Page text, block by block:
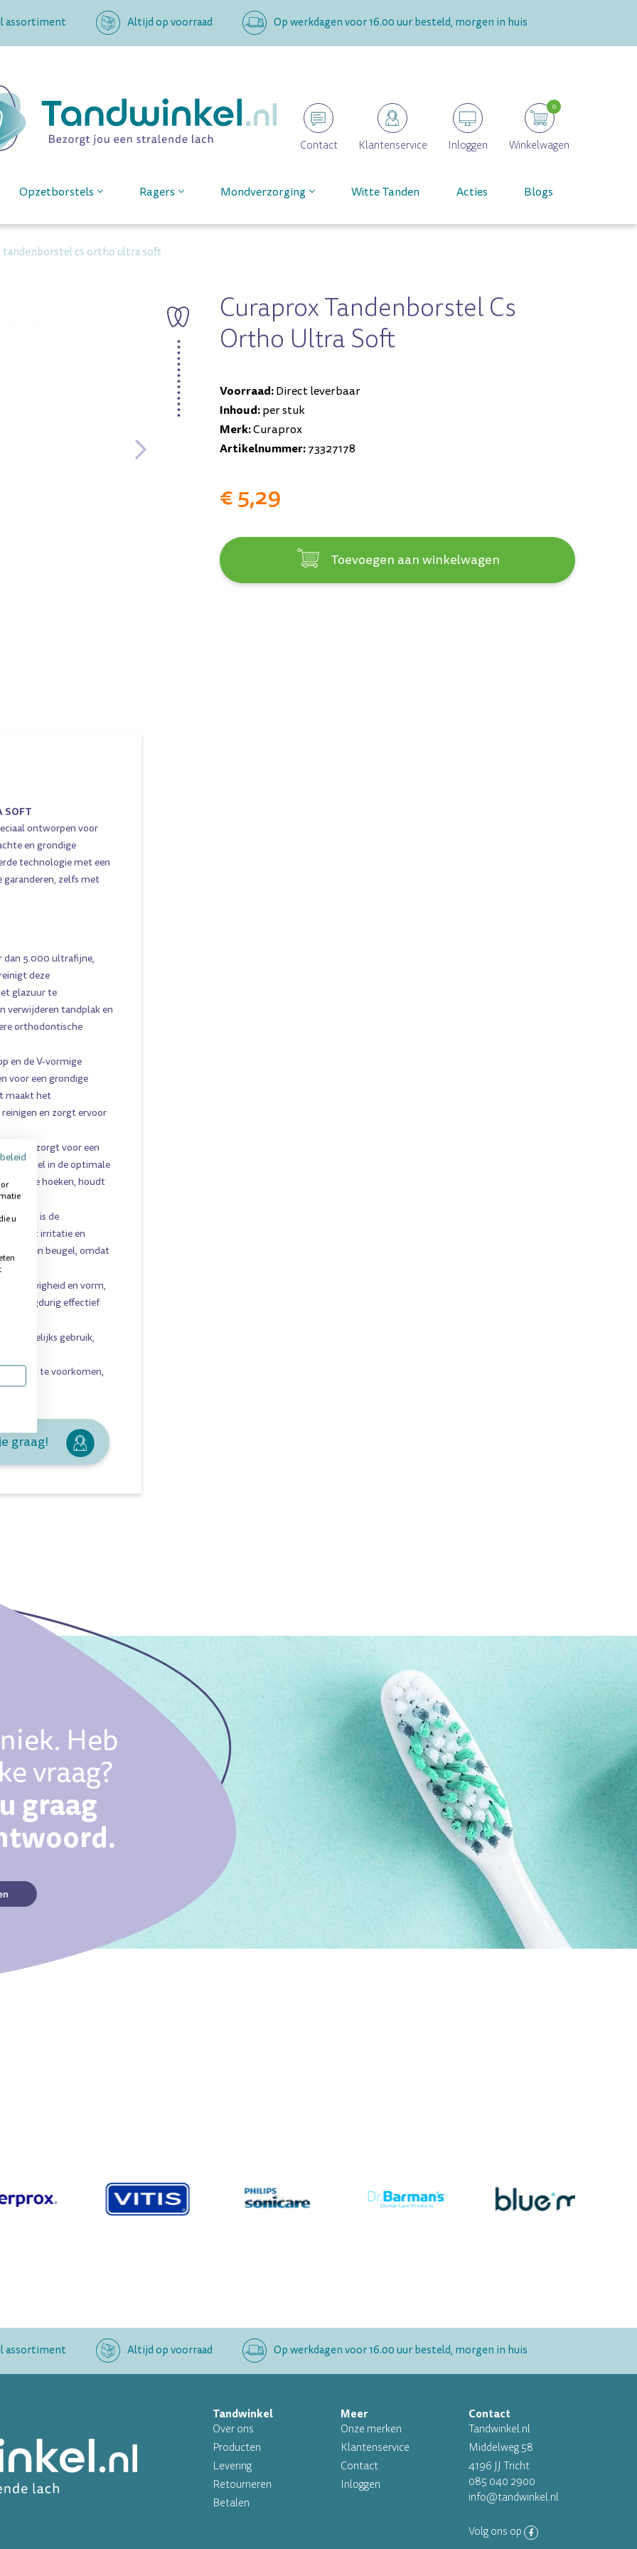
assortiment Altijd op voorraad Op werkdagen voor 16.00 uur besteld, morgen in huis
Contact Klantenservice Inloggen Winkelwagen
0
Opzetborstels Ragers Mondverzorging Witte Tanden Acties Blogs
tandenborstel cs ortho ultra soft
Curaprox Tandenborstel Cs
Ortho Ultra Soft
Voorraad:Direct leverbaar
Inhoud:per stuk
Merk:Curaprox
Artikelnummer:73327178
€ 5,29
Toevoegen aan winkelwagen
SOFT
ontworpen voor
en grondige
technologie met een
zelfs met
dan 5.000 ultrafijne,
deze
glazuur te
verwijderen tandplak en
orthodontische
en de V-vormige
voor een grondige
maakt het
en zorgt ervoor
zorgt voor een
in de optimale
deze hoeken, houdt
is de
irritatie en
met een beugel, omdat
stevigheid en vorm,
langdurig effectief
dagelijks gebruik,
te voorkomen,
graag!
Heb
vraag?
graag
assortiment Altijd op voorraad Op werkdagen voor 16.00 uur besteld, morgen in huis
Tandwinkel
Over ons
Producten
Levering
Retourneren
Betalen
Meer
Onze merken
Klantenservice
Contact
Inloggen
Contact
Tandwinkel.nl
Middelweg 58
4196 JJ Tricht
085 040 2900
info@tandwinkel.nl
Volg ons op
u